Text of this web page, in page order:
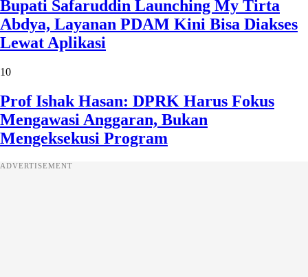
Bupati Safaruddin Launching My Tirta
Abdya, Layanan PDAM Kini Bisa Diakses
Lewat Aplikasi
10
Prof Ishak Hasan: DPRK Harus Fokus
Mengawasi Anggaran, Bukan
Mengeksekusi Program
ADVERTISEMENT